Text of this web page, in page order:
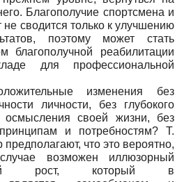
Благополучие спортсмена и
не сводится только к улучшению
поэтому может стать
благополучной реабилитации
для профессиональной
изменения без
личности, без глубокого
своей жизни, без
и потребностям? Т.
что это вероятно,
возможен иллюзорный
рост, который в